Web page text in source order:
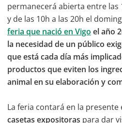
permanecerá abierta entre las
y de las 10h a las 20h el
feria que nació en Vigo el año
la necesidad de un público
que está cada día más
productos que eviten los
animal en su elaboración y
La feria contará en la
casetas expositoras para dar